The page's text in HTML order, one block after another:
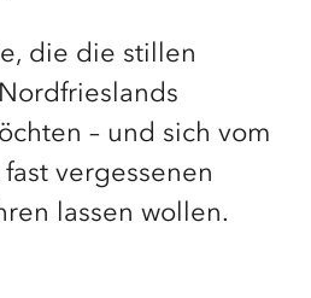
die die stillen
– und sich vom
vergessenen
lassen wollen.